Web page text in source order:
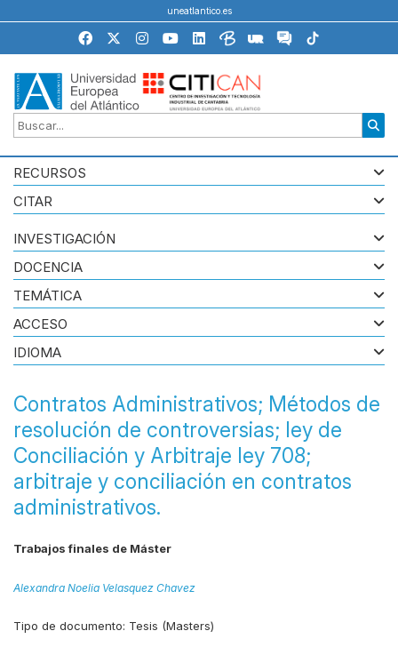
uneatlantico.es
RECURSOS
CITAR
Contratos Administrativos; Métodos de
resolución de controversias; ley de
Conciliación y Arbitraje ley 708;
arbitraje y conciliación en contratos
administrativos.
Trabajos finales de Máster
Alexandra Noelia Velasquez Chavez
Tipo de documento: Tesis (Masters)
INVESTIGACIÓN
DOCENCIA
TEMÁTICA
ACCESO
IDIOMA